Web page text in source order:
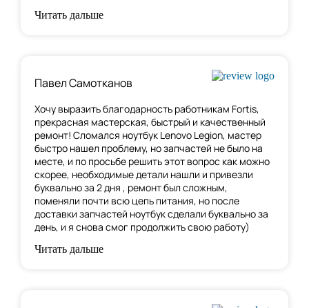
Читать дальше
Павел Самотканов
Хочу выразить благодарность работникам Fortis,
прекрасная мастерская, быстрый и качественный
ремонт! Сломался ноутбук Lenovo Legion, мастер
быстро нашел проблему, но запчастей не было на
месте, и по просьбе решить этот вопрос как можно
скорее, необходимые детали нашли и привезли
буквально за 2 дня , ремонт был сложным,
поменяли почти всю цепь питания, но после
доставки запчастей ноутбук сделали буквально за
день, и я снова смог продолжить свою работу)
Читать дальше